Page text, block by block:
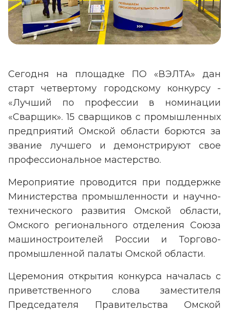
Сегодня на площадке ПО «ВЭЛТА» дан
старт четвертому городскому конкурсу -
«Лучший по профессии в номинации
«Сварщик». 15 сварщиков с промышленных
предприятий Омской области борются за
звание лучшего и демонстрируют свое
профессиональное мастерство.
Мероприятие проводится при поддержке
Министерства промышленности и научно-
технического развития Омской области,
Омского регионального отделения Союза
машиностроителей России и Торгово-
промышленной палаты Омской области.
Церемония открытия конкурса началась с
приветственного слова заместителя
Председателя Правительства Омской